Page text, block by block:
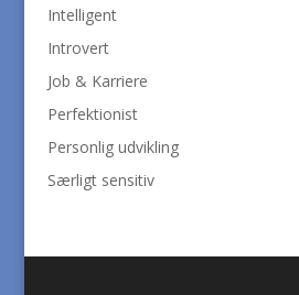
Intelligent
Introvert
Job & Karriere
Perfektionist
Personlig udvikling
Særligt sensitiv